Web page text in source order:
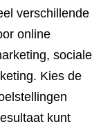
verschillende
online
sociale
Kies de
kunt